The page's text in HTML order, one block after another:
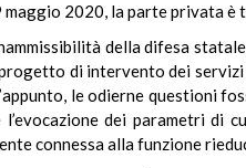
maggio 2020, la parte privata
della difesa
di intervento dei
le odierne questioni
dei parametri di
connessa alla funzione